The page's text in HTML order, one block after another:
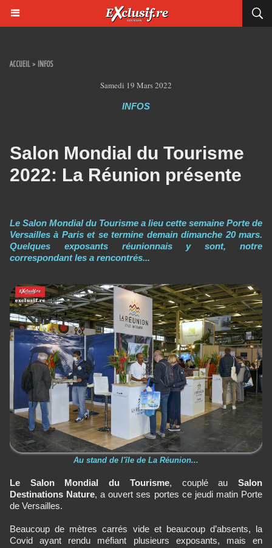
ACCUEIL > INFOS
Samedi 19 Mars 2022
INFOS
Salon Mondial du Tourisme
2022: La Réunion présente
Le Salon Mondial du Tourisme a lieu cette semaine Porte de
Versailles à Paris et se termine demain dimanche 20 mars.
Quelques exposants réunionnais y sont, notre
correspondant les a rencontrés...
Au stand de l'île de La Réunion...
Le Salon Mondial du Tourisme, couplé auSalon
Destinations Nature, a ouvert ses portes ce jeudi matin Porte
de Versailles.
Beaucoup de mètres carrés vide et beaucoup d’absents, la
Covid ayant rendu méfiant plusieurs exposants, mais en